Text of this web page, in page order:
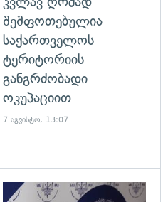
შეშფოთებულია
საქართველოს
ტერიტორიის
განგრძობადი
ოკუპაციით
7 აგვისტო, 13:07
გადახედვა